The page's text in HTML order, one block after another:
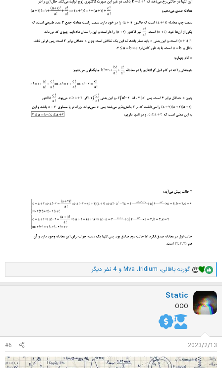
ا
م
ی
ا
ز
:
گوربه باقالی، Iridium، Mva و 4 نفر دیگر
Static
OOO
2023/2/13
#6